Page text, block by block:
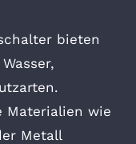
bieten
Materialien wie
Metall